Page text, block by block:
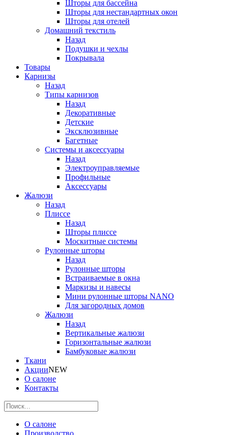
Шторы для бассейна
Шторы для нестандартных окон
Шторы для отелей
Домашний текстиль
Назад
Подушки и чехлы
Покрывала
Товары
Карнизы
Назад
Типы карнизов
Назад
Декоративные
Детские
Эксклюзивные
Багетные
Системы и аксессуары
Назад
Электроуправляемые
Профильные
Аксессуары
Жалюзи
Назад
Плиссе
Назад
Шторы плиссе
Москитные системы
Рулонные шторы
Назад
Рулонные шторы
Встраиваемые в окна
Маркизы и навесы
Мини рулонные шторы NANO
Для загородных домов
Жалюзи
Назад
Вертикальные жалюзи
Горизонтальные жалюзи
Бамбуковые жалюзи
Ткани
АкцииNEW
О салоне
Контакты
О салоне
Производство